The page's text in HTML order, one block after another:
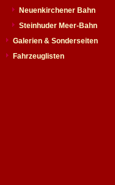
Neuenkirchener Bahn
Steinhuder Meer-Bahn
Galerien & Sonderseiten
Fahrzeuglisten